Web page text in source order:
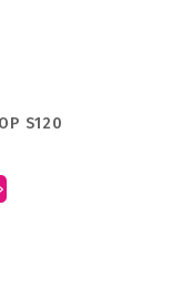
S120